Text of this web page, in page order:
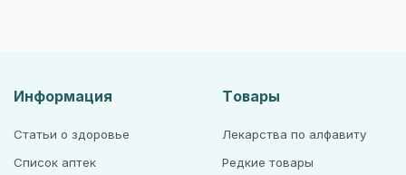
Информация
Статьи о здоровье
Список аптек
Товары
Лекарства по алфавиту
Редкие товары